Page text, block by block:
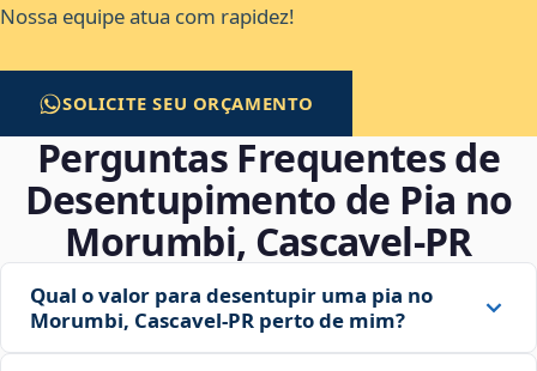
Nossa equipe atua com rapidez!
SOLICITE SEU ORÇAMENTO
Perguntas Frequentes de
Desentupimento de Pia no
Morumbi, Cascavel‑PR
Qual o valor para desentupir uma pia no
Morumbi, Cascavel‑PR perto de mim?